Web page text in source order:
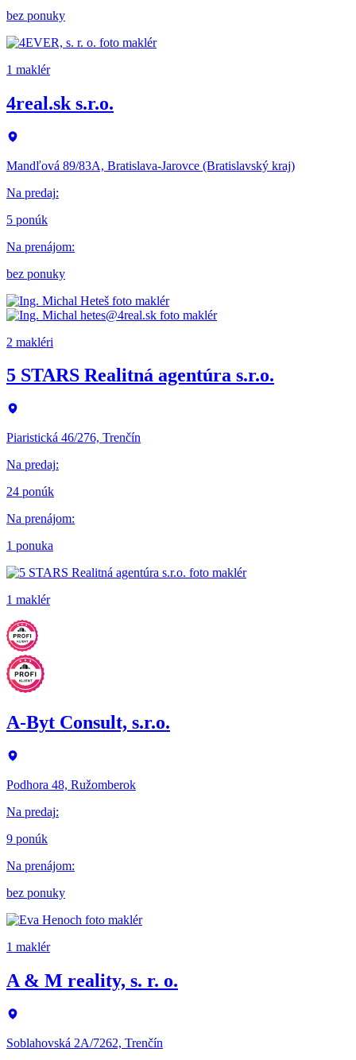
bez ponuky
1 maklér
4real.sk s.r.o.
Mandľová 89/83A, Bratislava-Jarovce (Bratislavský kraj)
Na predaj:
5 ponúk
Na prenájom:
bez ponuky
2 makléri
5 STARS Realitná agentúra s.r.o.
Piaristická 46/276, Trenčín
Na predaj:
24 ponúk
Na prenájom:
1 ponuka
1 maklér
A-Byt Consult, s.r.o.
Podhora 48, Ružomberok
Na predaj:
9 ponúk
Na prenájom:
bez ponuky
1 maklér
A & M reality, s. r. o.
Soblahovská 2A/7262, Trenčín